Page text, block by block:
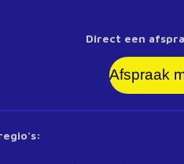
Direct een
Afspraak